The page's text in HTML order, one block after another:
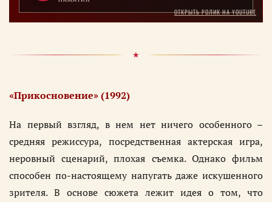
ОТКРЫТЬ РОЛИК НА YOUTUBE
«Прикосновение» (1992)
На первый взгляд, в нем нет ничего особенного –
средняя режиссура, посредственная актерская игра,
неровный сценарий, плохая съемка. Однако фильм
способен по-настоящему напугать даже искушенного
зрителя. В основе сюжета лежит идея о том, что